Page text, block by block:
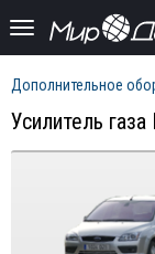
Дополнительное
Усилитель